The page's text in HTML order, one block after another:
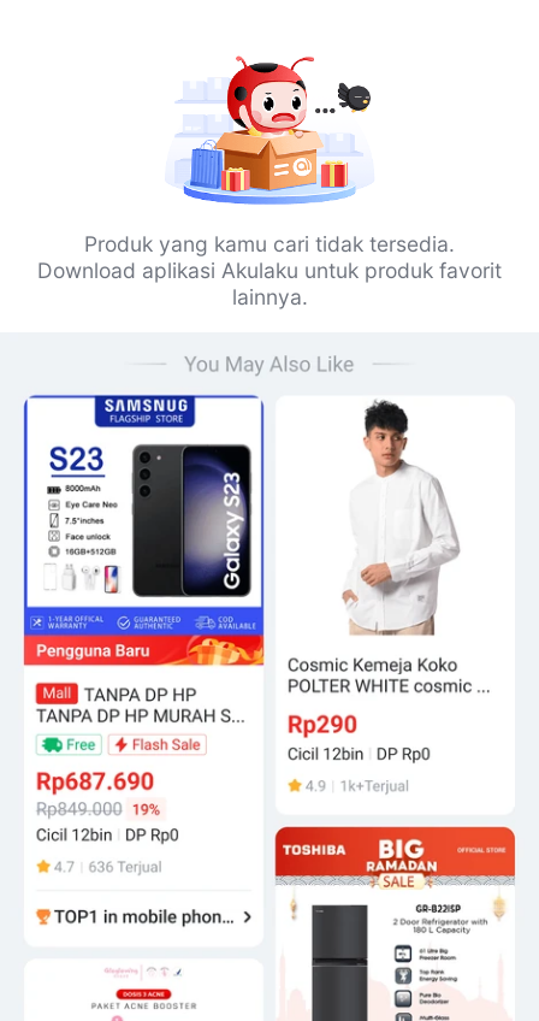
Produk yang kamu cari tidak tersedia.
Download aplikasi Akulaku untuk produk favorit
lainnya.